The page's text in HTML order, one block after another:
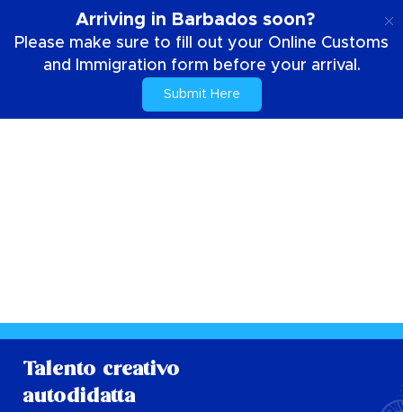
Arriving in Barbados soon?
Please make sure to fill out your Online Customs
and Immigration form before your arrival.
Submit Here
Talento creativo
autodidatta